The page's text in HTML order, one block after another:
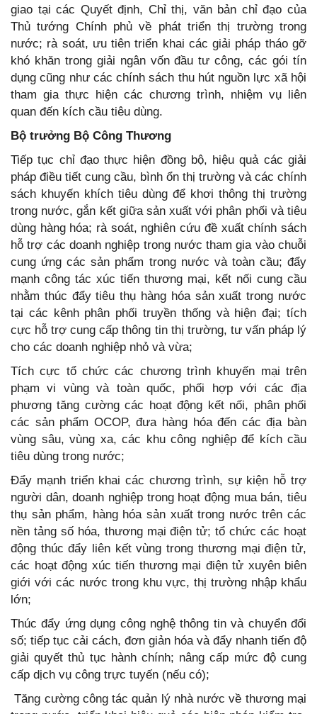
giao tại các Quyết định, Chỉ thị, văn bản chỉ đạo của
Thủ tướng Chính phủ về phát triển thị trường trong
nước; rà soát, ưu tiên triển khai các giải pháp tháo gỡ
khó khăn trong giải ngân vốn đầu tư công, các gói tín
dụng cũng như các chính sách thu hút nguồn lực xã hội
tham gia thực hiện các chương trình, nhiệm vụ liên
quan đến kích cầu tiêu dùng.
Bộ trưởng Bộ Công Thương
Tiếp tục chỉ đạo thực hiện đồng bộ, hiệu quả các giải
pháp điều tiết cung cầu, bình ổn thị trường và các chính
sách khuyến khích tiêu dùng để khơi thông thị trường
trong nước, gắn kết giữa sản xuất với phân phối và tiêu
dùng hàng hóa; rà soát, nghiên cứu đề xuất chính sách
hỗ trợ các doanh nghiệp trong nước tham gia vào chuỗi
cung ứng các sản phẩm trong nước và toàn cầu; đẩy
mạnh công tác xúc tiến thương mại, kết nối cung cầu
nhằm thúc đẩy tiêu thụ hàng hóa sản xuất trong nước
tại các kênh phân phối truyền thống và hiện đại; tích
cực hỗ trợ cung cấp thông tin thị trường, tư vấn pháp lý
cho các doanh nghiệp nhỏ và vừa;
Tích cực tổ chức các chương trình khuyến mại trên
phạm vi vùng và toàn quốc, phối hợp với các địa
phương tăng cường các hoạt động kết nối, phân phối
các sản phẩm OCOP, đưa hàng hóa đến các địa bàn
vùng sâu, vùng xa, các khu công nghiệp để kích cầu
tiêu dùng trong nước;
Đẩy mạnh triển khai các chương trình, sự kiện hỗ trợ
người dân, doanh nghiệp trong hoạt động mua bán, tiêu
thụ sản phẩm, hàng hóa sản xuất trong nước trên các
nền tảng số hóa, thương mại điện tử; tổ chức các hoạt
động thúc đẩy liên kết vùng trong thương mại điện tử,
các hoạt động xúc tiến thương mại điện tử xuyên biên
giới với các nước trong khu vực, thị trường nhập khẩu
lớn;
Thúc đẩy ứng dụng công nghệ thông tin và chuyển đổi
số; tiếp tục cải cách, đơn giản hóa và đẩy nhanh tiến độ
giải quyết thủ tục hành chính; nâng cấp mức độ cung
cấp dịch vụ công trực tuyến (nếu có);
Tăng cường công tác quản lý nhà nước về thương mại